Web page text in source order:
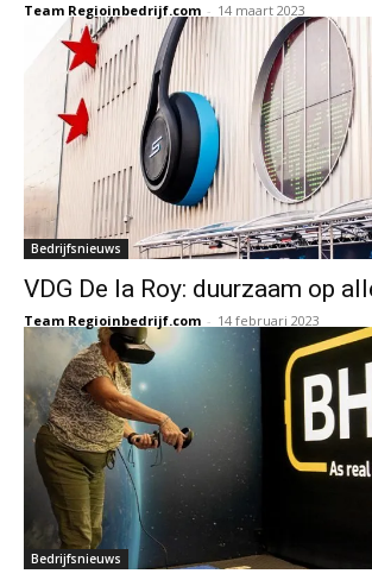
Team Regioinbedrijf.com - 14 maart 2023
Bedrijfsnieuws
VDG De la Roy: duurzaam op
Team Regioinbedrijf.com - 14 februari 2023
Bedrijfsnieuws